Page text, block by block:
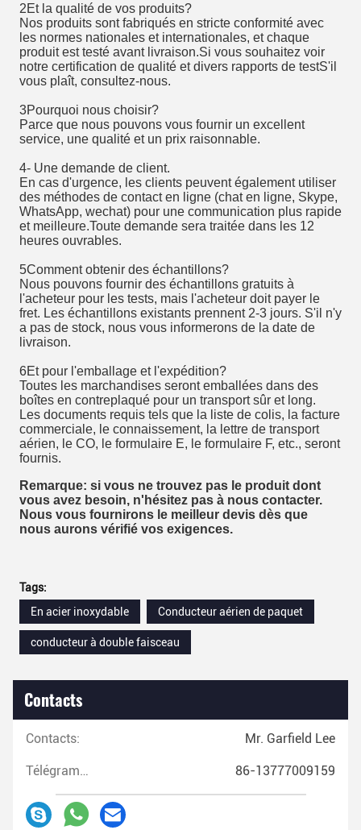
2Et la qualité de vos produits?
Nos produits sont fabriqués en stricte conformité avec
les normes nationales et internationales, et chaque
produit est testé avant livraison.Si vous souhaitez voir
notre certification de qualité et divers rapports de testS'il
vous plaît, consultez-nous.
3Pourquoi nous choisir?
Parce que nous pouvons vous fournir un excellent
service, une qualité et un prix raisonnable.
4- Une demande de client.
En cas d'urgence, les clients peuvent également utiliser
des méthodes de contact en ligne (chat en ligne, Skype,
WhatsApp, wechat) pour une communication plus rapide
et meilleure.Toute demande sera traitée dans les 12
heures ouvrables.
5Comment obtenir des échantillons?
Nous pouvons fournir des échantillons gratuits à
l'acheteur pour les tests, mais l'acheteur doit payer le
fret. Les échantillons existants prennent 2-3 jours. S'il n'y
a pas de stock, nous vous informerons de la date de
livraison.
6Et pour l'emballage et l'expédition?
Toutes les marchandises seront emballées dans des
boîtes en contreplaqué pour un transport sûr et long.
Les documents requis tels que la liste de colis, la facture
commerciale, le connaissement, la lettre de transport
aérien, le CO, le formulaire E, le formulaire F, etc., seront
fournis.
Remarque: si vous ne trouvez pas le produit dont
vous avez besoin, n'hésitez pas à nous contacter.
Nous vous fournirons le meilleur devis dès que
nous aurons vérifié vos exigences.
Tags:
En acier inoxydable
Conducteur aérien de paquet
conducteur à double faisceau
Contacts
Contacts: Mr. Garfield Lee
Télégramme: 86-13777009159